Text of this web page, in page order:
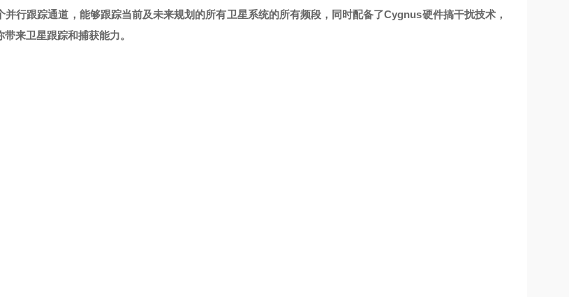
并行跟踪通道，能够跟踪当前及未来规划的所有卫星系统的所有频段，同时配备了Cygnus硬件搞干扰技术，
来卫星跟踪和捕获能力。